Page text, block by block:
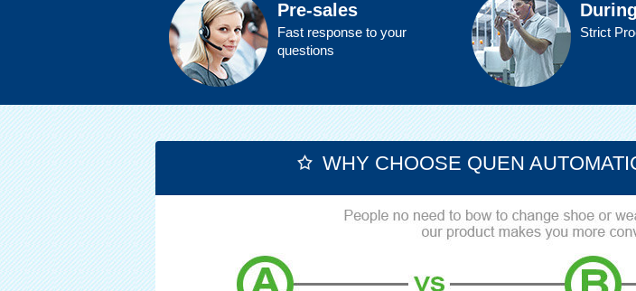
Pre-sales
Fast response to your
questions
Strict
WHY CHOOSE QUEN